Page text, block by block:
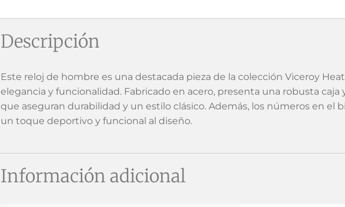
Descripción
Este reloj de hombre es una destacada pieza de la colección Viceroy
elegancia y funcionalidad. Fabricado en acero, presenta una robusta caja
que aseguran durabilidad y un estilo clásico. Además, los números en el
un toque deportivo y funcional al diseño.
Información adicional